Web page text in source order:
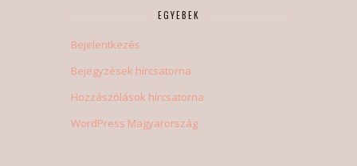
EGYEBEK
Bejelentkezés
Bejegyzések hírcsatorna
Hozzászólások hírcsatorna
WordPress Magyarország